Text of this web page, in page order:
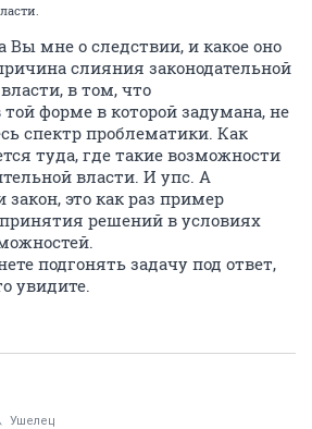
Вы мне о следствии, и какое оно
слияния законодательной
в том, что
той форме в которой задумана, не
спектр проблематики. Как
туда, где такие возможности
власти. И упс. А
это как раз пример
решений в условиях
подгонять задачу под ответ,
увидите.
Ушелец